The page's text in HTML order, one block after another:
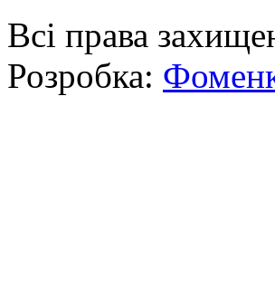
Всі права
Розробка: